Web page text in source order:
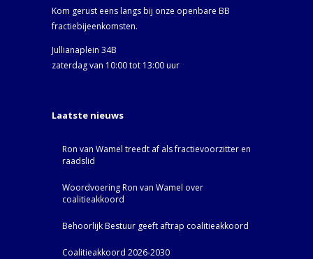
Kom gerust eens langs bij onze openbare BB
fractiebijeenkomsten.
Jullianaplein 34B
zaterdag van 10:00 tot 13:00 uur
Laatste nieuws
Ron van Wamel treedt af als fractievoorzitter en
raadslid
Woordvoering Ron van Wamel over
coalitieakkoord
Behoorlijk Bestuur geeft aftrap coalitieakkoord
Coalitieakkoord 2026-2030